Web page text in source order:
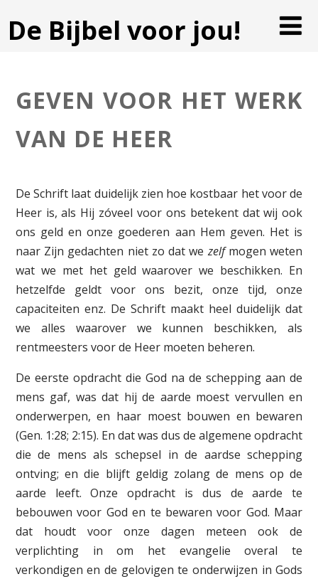
De Bijbel voor jou!
GEVEN VOOR HET WERK
VAN DE HEER
De Schrift laat duidelijk zien hoe kostbaar het voor de
Heer is, als Hij zóveel voor ons betekent dat wij ook
ons geld en onze goederen aan Hem geven. Het is
naar Zijn gedachten niet zo dat wezelfmogen weten
wat we met het geld waarover we beschikken. En
hetzelfde geldt voor ons bezit, onze tijd, onze
capaciteiten enz. De Schrift maakt heel duidelijk dat
we alles waarover we kunnen beschikken, als
rentmeesters voor de Heer moeten beheren.
De eerste opdracht die God na de schepping aan de
mens gaf, was dat hij de aarde moest vervullen en
onderwerpen, en haar moest bouwen en bewaren
(Gen. 1:28; 2:15). En dat was dus de algemene opdracht
die de mens als schepsel in de aardse schepping
ontving; en die blijft geldig zolang de mens op de
aarde leeft. Onze opdracht is dus de aarde te
bebouwen voor God en te bewaren voor God. Maar
dat houdt voor onze dagen meteen ook de
verplichting in om het evangelie overal te
verkondigen en de gelovigen te onderwijzen in Gods